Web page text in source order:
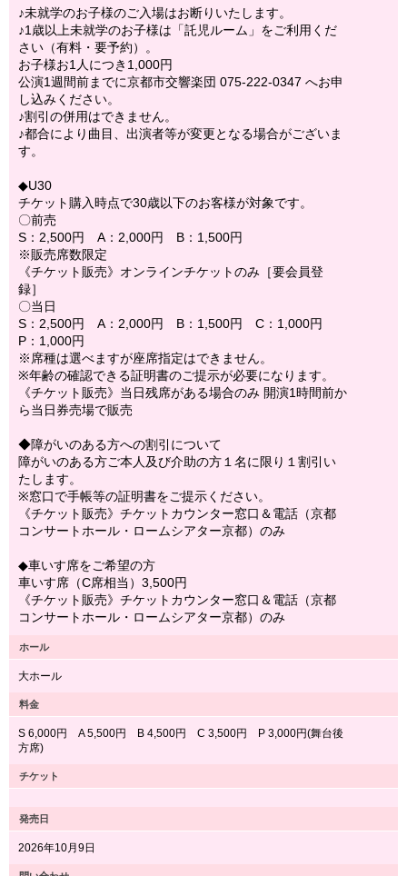
♪未就学のお子様のご入場はお断りいたします。
♪1歳以上未就学のお子様は「託児ルーム」をご利用くだ
さい（有料・要予約）。
お子様お1人につき1,000円
公演1週間前までに京都市交響楽団 075-222-0347 へお申
し込みください。
♪割引の併用はできません。
♪都合により曲目、出演者等が変更となる場合がございま
す。
◆U30
チケット購入時点で30歳以下のお客様が対象です。
〇前売
S：2,500円 A：2,000円 B：1,500円
※販売席数限定
《チケット販売》オンラインチケットのみ［要会員登
録］
〇当日
S：2,500円 A：2,000円 B：1,500円 C：1,000円
P：1,000円
※席種は選べますが座席指定はできません。
※年齢の確認できる証明書のご提示が必要になります。
《チケット販売》当日残席がある場合のみ 開演1時間前か
ら当日券売場で販売
◆障がいのある方への割引について
障がいのある方ご本人及び介助の方１名に限り１割引い
たします。
※窓口で手帳等の証明書をご提示ください。
《チケット販売》チケットカウンター窓口＆電話（京都
コンサートホール・ロームシアター京都）のみ
◆車いす席をご希望の方
車いす席（C席相当）3,500円
《チケット販売》チケットカウンター窓口＆電話（京都
コンサートホール・ロームシアター京都）のみ
ホール
大ホール
料金
S 6,000円 A 5,500円 B 4,500円 C 3,500円 P 3,000円(舞台後
方席)
チケット
発売日
2026年10月9日